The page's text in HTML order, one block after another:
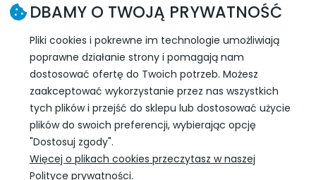
MOJE KONTO
PŁATNOŚCI I DOSTAWA
INFORMACJE
SLEDŹ NAS W SOCIAL MEDIA
DBAMY O TWOJĄ PRYWATNOŚĆ
Pliki cookies i pokrewne im technologie umożliwiają
poprawne działanie strony i pomagają nam
dostosować ofertę do Twoich potrzeb. Możesz
zaakceptować wykorzystanie przez nas wszystkich
tych plików i przejść do sklepu lub dostosować użycie
plików do swoich preferencji, wybierając opcję
"Dostosuj zgody".
Więcej o plikach cookies przeczytasz w naszej
Polityce prywatności.